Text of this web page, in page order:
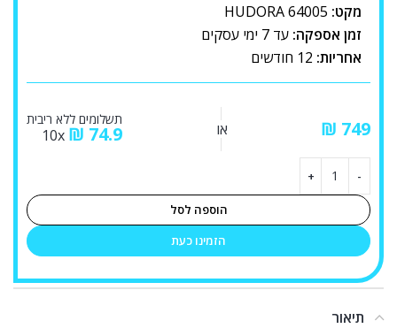
מקט: HUDORA 64005
זמן אספקה: עד 7 ימי עסקים
אחריות: 12 חודשים
₪ או
תשלומים ללא ריבית
₪ 74.9
הוספה לסל
הזמינו כעת
תיאור